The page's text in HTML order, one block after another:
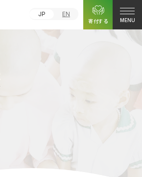
JP
EN
寄付する
MENU